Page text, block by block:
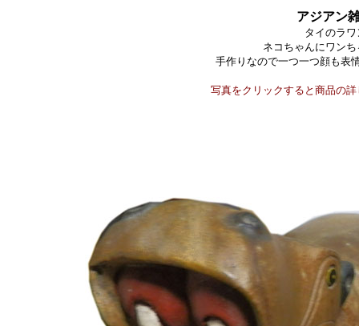
アジアン
タイのラ
ネコちゃんにワン
手作りなので一つ一つ顔も表
写真をクリックすると商品の